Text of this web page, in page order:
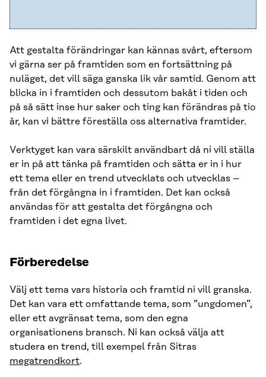
Att gestalta förändringar kan kännas svårt, eftersom
vi gärna ser på framtiden som en fortsättning på
nuläget, det vill säga ganska lik vår samtid. Genom att
blicka in i framtiden och dessutom bakåt i tiden och
på så sätt inse hur saker och ting kan förändras på tio
år, kan vi bättre föreställa oss alternativa framtider.
Verktyget kan vara särskilt användbart då ni vill ställa
er in på att tänka på framtiden och sätta er in i hur
ett tema eller en trend utvecklats och utvecklas –
från det förgångna in i framtiden. Det kan också
användas för att gestalta det förgångna och
framtiden i det egna livet.
Förberedelse
Välj ett tema vars historia och framtid ni vill granska.
Det kan vara ett omfattande tema, som ”ungdomen”,
eller ett avgränsat tema, som den egna
organisationens bransch. Ni kan också välja att
studera en trend, till exempel från Sitras
megatrendkort.